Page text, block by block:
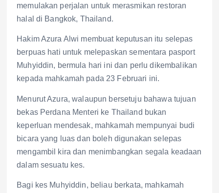
memulakan perjalan untuk merasmikan restoran
halal di Bangkok, Thailand.
Hakim Azura Alwi membuat keputusan itu selepas
berpuas hati untuk melepaskan sementara pasport
Muhyiddin, bermula hari ini dan perlu dikembalikan
kepada mahkamah pada 23 Februari ini.
Menurut Azura, walaupun bersetuju bahawa tujuan
bekas Perdana Menteri ke Thailand bukan
keperluan mendesak, mahkamah mempunyai budi
bicara yang luas dan boleh digunakan selepas
mengambil kira dan menimbangkan segala keadaan
dalam sesuatu kes.
Bagi kes Muhyiddin, beliau berkata, mahkamah